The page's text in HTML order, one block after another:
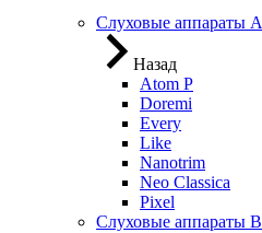
Слуховые аппараты
Назад
Atom P
Doremi
Every
Like
Nanotrim
Neo Classica
Pixel
Слуховые аппараты